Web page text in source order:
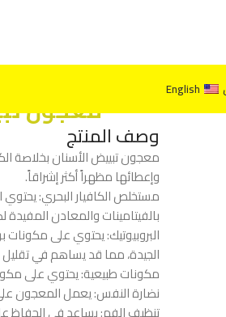
English
معجون
وصف المنتج
معجون تبييض الأسنان بخلاصة
وإعطائها مظهراً أكثر إشراقاً.
مستخلص الكافيار البحري:
بالفيتامينات والمعادن المفيدة
البروبيوتيك: يحتوي على مكونات
الجيدة، مما قد يساهم في
مكونات طبيعية: يحتوي على
نضارة النفس: يعمل المعجون